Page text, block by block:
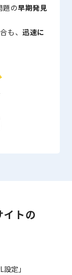
題の早期発見
も、迅速に
トの
定」